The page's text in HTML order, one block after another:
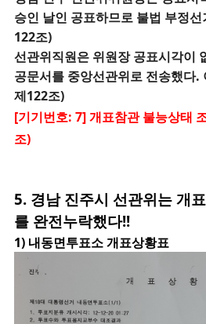
승인 날인 공표하므로 불법 부정
122조)
선관위직원은 위원장 공표시각이
공문서를 중앙선관위로 전송했다.
제122조)
[기기번호: 7] 개표참관 불능상태
조)
5. 경남 진주시 선관위는 개
를 완전누락했다!!
1) 내동면투표소개표상황표